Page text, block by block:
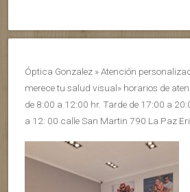
Óptica Gonzalez » Atención
merece tu salud visual» horarios de
de 8:00 a 12:00 hr. Tarde de 17:00 a
a 12: 00 calle San Martin 790 La Paz